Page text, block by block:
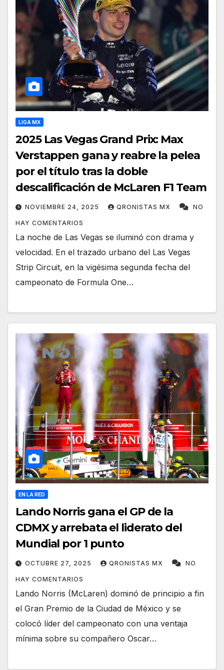
LIGA MX
2025 Las Vegas Grand Prix: Max
Verstappen gana y reabre la pelea
por el título tras la doble
descalificación de McLaren F1 Team
NOVIEMBRE 24, 2025 QRONISTAS MX NO
HAY COMENTARIOS
La noche de Las Vegas se iluminó con drama y
velocidad. En el trazado urbano del Las Vegas
Strip Circuit, en la vigésima segunda fecha del
campeonato de Formula One…
EN LA RED
Lando Norris gana el GP de la
CDMX y arrebata el liderato del
Mundial por 1 punto
OCTUBRE 27, 2025 QRONISTAS MX NO
HAY COMENTARIOS
Lando Norris (McLaren) dominó de principio a fin
el Gran Premio de la Ciudad de México y se
colocó líder del campeonato con una ventaja
mínima sobre su compañero Oscar…